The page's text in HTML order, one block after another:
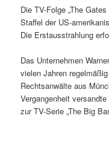
Die TV-Folge „The
Staffel der US-
Die Erstausstrahlung
Das Unternehmen
vielen Jahren
Rechtsanwälte aus
Vergangenheit
zur TV-Serie „The Big